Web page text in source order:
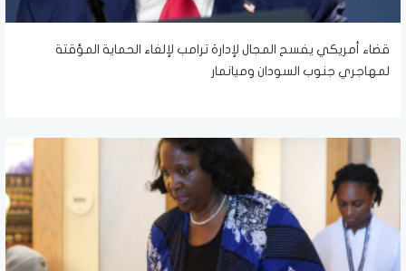
قضاء أمريكي يفسح المجال لإدارة ترامب لإلغاء الحماية المؤقتة
لمهاجري جنوب السودان وميانمار